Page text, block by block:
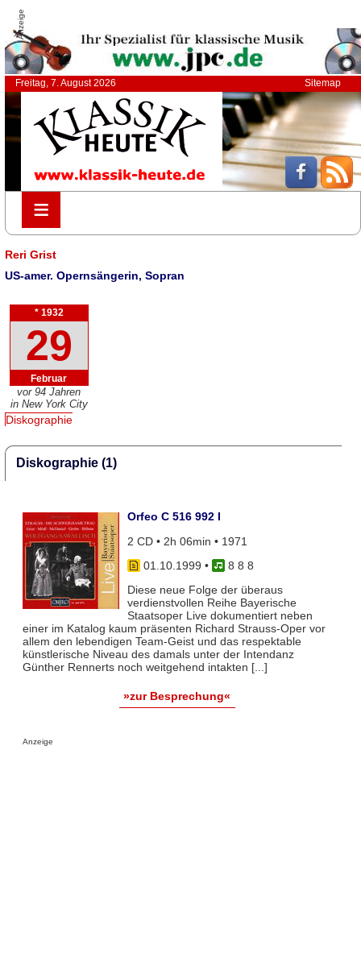
Anzeige
Freitag, 7. August 2026 Sitemap
≡
≡
Reri Grist
US-amer. Opernsängerin, Sopran
* 1932
29
Februar
vor 94 Jahren
in New York City
Diskographie
Diskographie (1)
Orfeo C 516 992 I
2 CD • 2h 06min • 1971
01.10.1999 •
8 8 8
Diese neue Folge der überaus
verdienstvollen Reihe Bayerische
Staatsoper Live dokumentiert neben
einer im Katalog kaum präsenten Richard Strauss-Oper vor
allem den lebendigen Team-Geist und das respektable
künstlerische Niveau des damals unter der Intendanz
Günther Rennerts noch weitgehend intakten [...]
»zur Besprechung«
Anzeige